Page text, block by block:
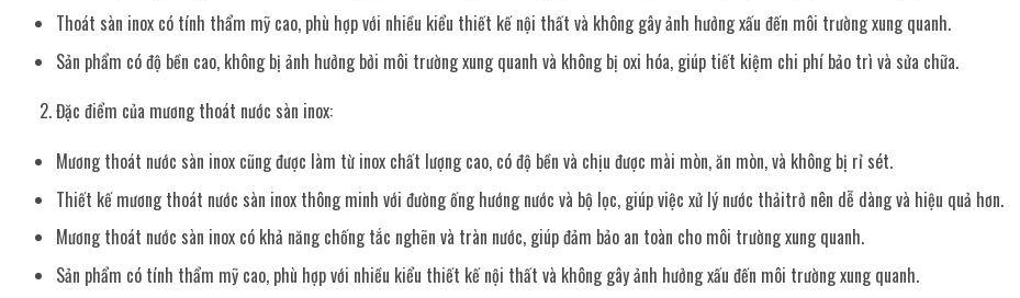
Thoát sàn inox có tính thẩm mỹ cao, phù hợp với nhiều kiểu thiết kế nội thất và không gây ảnh hưởng xấu đến môi trường xung quanh.
Sản phẩm có độ bền cao, không bị ảnh hưởng bởi môi trường xung quanh và không bị oxi hóa, giúp tiết kiệm chi phí bảo trì và sửa chữa.
Đặc điểm của mương thoát nước sàn inox:
Mương thoát nước sàn inox cũng được làm từ inox chất lượng cao, có độ bền và chịu được mài mòn, ăn mòn, và không bị rỉ sét.
Thiết kế mương thoát nước sàn inox thông minh với đường ống hướng nước và bộ lọc, giúp việc xử lý nước thảitrở nên dễ dàng và hiệu quả hơn.
Mương thoát nước sàn inox có khả năng chống tắc nghẽn và tràn nước, giúp đảm bảo an toàn cho môi trường xung quanh.
Sản phẩm có tính thẩm mỹ cao, phù hợp với nhiều kiểu thiết kế nội thất và không gây ảnh hưởng xấu đến môi trường xung quanh.